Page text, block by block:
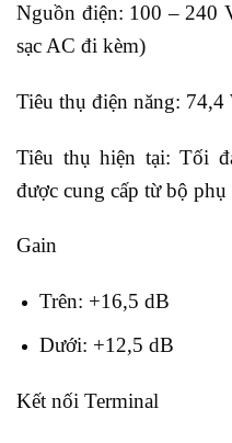
Nguồn điện: 100 – 240
sạc AC đi kèm)
Tiêu thụ điện năng: 74,4
Tiêu thụ hiện tại: Tối
được cung cấp từ bộ
Gain
Trên: +16,5 dB
Dưới: +12,5 dB
Kết nối Terminal